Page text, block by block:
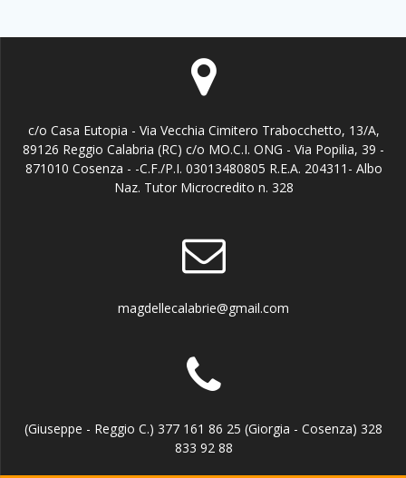
c/o Casa Eutopia - Via Vecchia Cimitero Trabocchetto, 13/A,
89126 Reggio Calabria (RC) c/o MO.C.I. ONG - Via Popilia, 39 -
871010 Cosenza - -C.F./P.I. 03013480805 R.E.A. 204311- Albo
Naz. Tutor Microcredito n. 328
magdellecalabrie@gmail.com
(Giuseppe - Reggio C.) 377 161 86 25 (Giorgia - Cosenza) 328
833 92 88